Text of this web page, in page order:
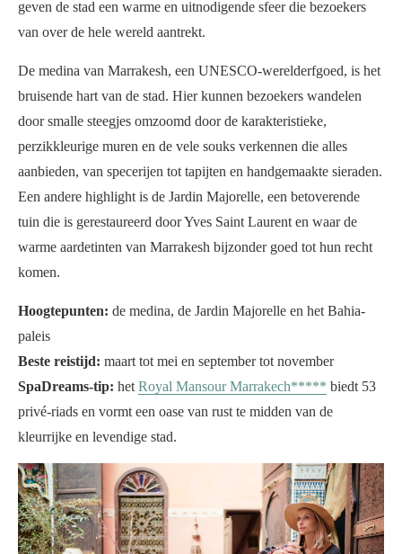
geven de stad een warme en uitnodigende sfeer die bezoekers
van over de hele wereld aantrekt.
De medina van Marrakesh, een UNESCO-werelderfgoed, is het
bruisende hart van de stad. Hier kunnen bezoekers wandelen
door smalle steegjes omzoomd door de karakteristieke,
perzikkleurige muren en de vele souks verkennen die alles
aanbieden, van specerijen tot tapijten en handgemaakte sieraden.
Een andere highlight is de Jardin Majorelle, een betoverende
tuin die is gerestaureerd door Yves Saint Laurent en waar de
warme aardetinten van Marrakesh bijzonder goed tot hun recht
komen.
Hoogtepunten: de medina, de Jardin Majorelle en het Bahia-
paleis
Beste reistijd: maart tot mei en september tot november
SpaDreams-tip: het Royal Mansour Marrakech***** biedt 53
privé-riads en vormt een oase van rust te midden van de
kleurrijke en levendige stad.